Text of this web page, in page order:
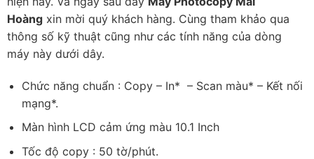
Hoàng xin mời quý khách hàng. Cùng tham khảo qua
thông số kỹ thuật cũng như các tính năng của dòng
máy này dưới dây.
Chức năng chuẩn : Copy – In* – Scan màu* – Kết nối
mạng*.
Màn hình LCD cảm ứng màu 10.1 Inch
Tốc độ copy : 50 tờ/phút.